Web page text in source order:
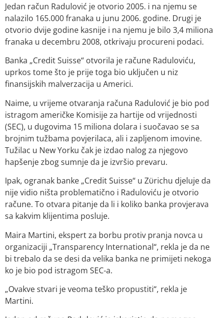
Jedan račun Radulović je otvorio 2005. i na njemu se
nalazilo 165.000 franaka u junu 2006. godine. Drugi je
otvorio dvije godine kasnije i na njemu je bilo 3,4 miliona
franaka u decembru 2008, otkrivaju procureni podaci.
Banka „Credit Suisse“ otvorila je račune Raduloviću,
uprkos tome što je prije toga bio uključen u niz
finansijskih malverzacija u Americi.
Naime, u vrijeme otvaranja računa Radulović je bio pod
istragom američke Komisije za hartije od vrijednosti
(SEC), u dugovima 15 miliona dolara i suočavao se sa
brojnim tužbama povjerilaca, ali i zapljenom imovine.
Tužilac u New Yorku čak je izdao nalog za njegovo
hapšenje zbog sumnje da je izvršio prevaru.
Ipak, ogranak banke „Credit Suisse“ u Zϋrichu djeluje da
nije vidio ništa problematično i Raduloviću je otvorio
račune. To otvara pitanje da li i koliko banka provjerava
sa kakvim klijentima posluje.
Maira Martini, ekspert za borbu protiv pranja novca u
organizaciji „Transparency International“, rekla je da ne
bi trebalo da se desi da velika banka ne primijeti nekoga
ko je bio pod istragom SEC-a.
„Ovakve stvari je veoma teško propustiti“, rekla je
Martini.